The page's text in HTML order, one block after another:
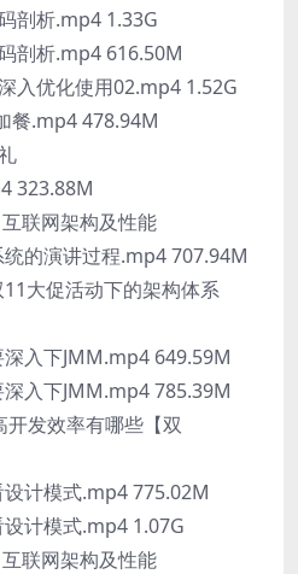
剖析.mp4 1.33G
剖析.mp4 616.50M
入优化使用02.mp4 1.52G
.mp4 478.94M
323.88M
联网架构及性能
的演讲过程.mp4 707.94M
大促活动下的架构体系
入下JMM.mp4 649.59M
入下JMM.mp4 785.39M
发效率有哪些【双
计模式.mp4 775.02M
计模式.mp4 1.07G
联网架构及性能